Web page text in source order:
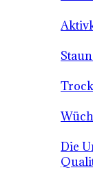
Die